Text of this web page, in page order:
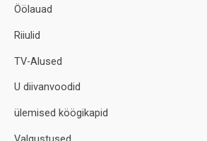
Öölauad
Riiulid
TV-Alused
U diivanvoodid
ülemised köögikapid